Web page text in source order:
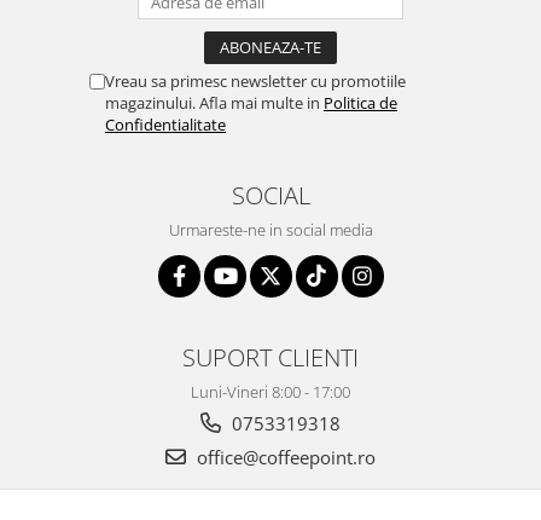
Vreau sa primesc newsletter cu promotiile
magazinului. Afla mai multe in Politica de
Confidentialitate
SOCIAL
Urmareste-ne in social media
SUPORT CLIENTI
Luni-Vineri 8:00 - 17:00
0753319318
office@coffeepoint.ro